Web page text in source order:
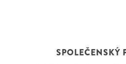
SPOLEČENSKÝ